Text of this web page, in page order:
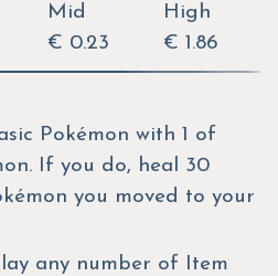
Mid
€ 0.23
High
€ 1.86
Pokémon with 1 of
If you do, heal 30
you moved to your
any number of Item